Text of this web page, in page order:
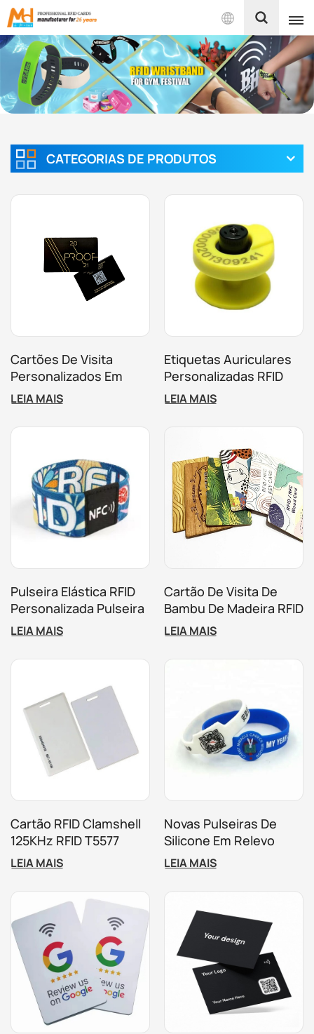
Português
English
Español
CATEGORIAS DE PRODUTOS
Cartões De Visita
Personalizados Em
Metal Com NFC E RFID
Nas Cores Dourado,
Prateado E Preto.
LEIA MAIS
Etiquetas Auriculares
Personalizadas RFID
Para Animais Para
Gestão De Gado E
Fazendas
LEIA MAIS
Pulseira Elástica RFID
Personalizada Pulseira
Elástica De Poliéster
RFID Personalizada
LEIA MAIS
Cartão De Visita De
Bambu De Madeira RFID
NFC CR80
Personalizado,
Controle De Acesso,
LEIA MAIS
Cartão RFID Clamshell
125KHz RFID T5577
Cartão Inteligente
Grosso Para Controle
De Acesso
LEIA MAIS
Novas Pulseiras De
Silicone Em Relevo
Pulseiras De Silicone
Personalizadas
LEIA MAIS